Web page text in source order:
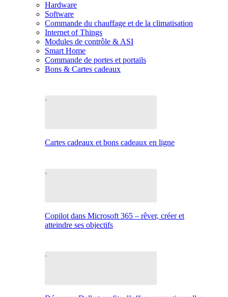
Hardware
Software
Commande du chauffage et de la climatisation
Internet of Things
Modules de contrôle & ASI
Smart Home
Commande de portes et portails
Bons & Cartes cadeaux
Cartes cadeaux et bons cadeaux en ligne
Copilot dans Microsoft 365 – rêver, créer et
atteindre ses objectifs